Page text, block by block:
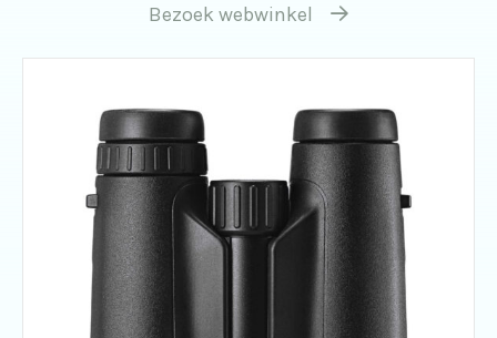
Bezoek webwinkel